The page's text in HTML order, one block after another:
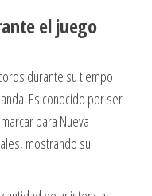
el juego
durante su tiempo
Es conocido por ser
para Nueva
mostrando su